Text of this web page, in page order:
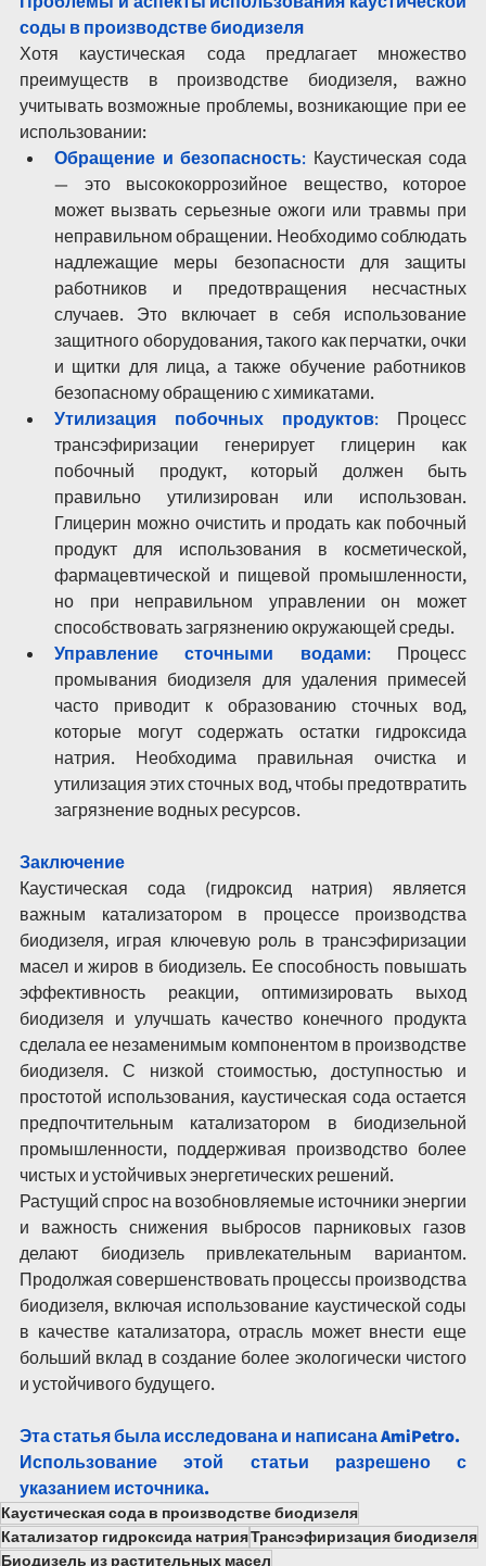
соды в производстве биодизеля
Хотя каустическая сода предлагает множество
преимуществ в производстве биодизеля, важно
учитывать возможные проблемы, возникающие при ее
использовании:
Обращение и безопасность: Каустическая сода
— это высококоррозийное вещество, которое
может вызвать серьезные ожоги или травмы при
неправильном обращении. Необходимо соблюдать
надлежащие меры безопасности для защиты
работников и предотвращения несчастных
случаев. Это включает в себя использование
защитного оборудования, такого как перчатки, очки
и щитки для лица, а также обучение работников
безопасному обращению с химикатами.
Утилизация побочных продуктов: Процесс
трансэфиризации генерирует глицерин как
побочный продукт, который должен быть
правильно утилизирован или использован.
Глицерин можно очистить и продать как побочный
продукт для использования в косметической,
фармацевтической и пищевой промышленности,
но при неправильном управлении он может
способствовать загрязнению окружающей среды.
Управление сточными водами: Процесс
промывания биодизеля для удаления примесей
часто приводит к образованию сточных вод,
которые могут содержать остатки гидроксида
натрия. Необходима правильная очистка и
утилизация этих сточных вод, чтобы предотвратить
загрязнение водных ресурсов.
Заключение
Каустическая сода (гидроксид натрия) является
важным катализатором в процессе производства
биодизеля, играя ключевую роль в трансэфиризации
масел и жиров в биодизель. Ее способность повышать
эффективность реакции, оптимизировать выход
биодизеля и улучшать качество конечного продукта
сделала ее незаменимым компонентом в производстве
биодизеля. С низкой стоимостью, доступностью и
простотой использования, каустическая сода остается
предпочтительным катализатором в биодизельной
промышленности, поддерживая производство более
чистых и устойчивых энергетических решений.
Растущий спрос на возобновляемые источники энергии
и важность снижения выбросов парниковых газов
делают биодизель привлекательным вариантом.
Продолжая совершенствовать процессы производства
биодизеля, включая использование каустической соды
в качестве катализатора, отрасль может внести еще
больший вклад в создание более экологически чистого
и устойчивого будущего.
Эта статья была исследована и написана AmiPetro.
Использование этой статьи разрешено с
указанием источника.
Каустическая сода в производстве биодизеля
Катализатор гидроксида натрияТрансэфиризация биодизеля
Биодизель из растительных масел